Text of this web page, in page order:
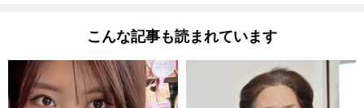
こんな記事も読まれています